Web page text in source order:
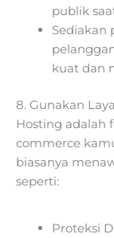
publik
Sediakan
kuat dan
8. Gunakan
Hosting adalah
commerce
biasanya
seperti:
Proteksi